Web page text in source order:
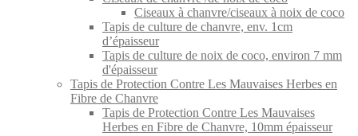
Ciseaux à chanvre/ciseaux à noix de coco
Tapis de culture de chanvre, env. 1cm
d’épaisseur
Tapis de culture de noix de coco, environ 7 mm
d'épaisseur
Tapis de Protection Contre Les Mauvaises Herbes en
Fibre de Chanvre
Tapis de Protection Contre Les Mauvaises
Herbes en Fibre de Chanvre, 10mm épaisseur